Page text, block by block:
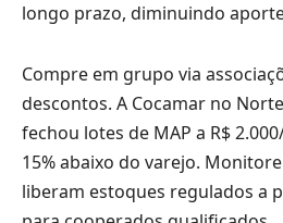
longo prazo, diminuindo
Compre em grupo via
descontos. A Cocamar no
fechou lotes de MAP a R$
15% abaixo do varejo.
liberam estoques regulados a